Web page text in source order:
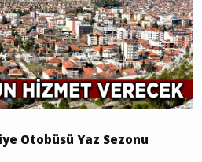
Otobüsü Yaz Sezonu